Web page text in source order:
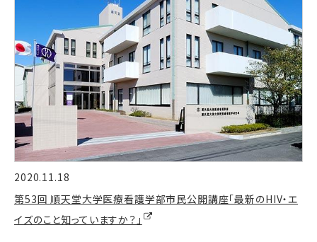
2020.11.18
第53回 順天堂大学医療看護学部市民公開講座「最新のHIV・エ
イズのこと知っていますか？」